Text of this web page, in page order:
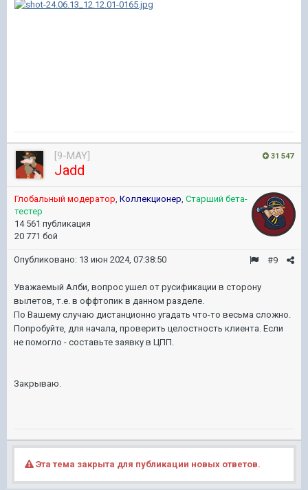
31 547
[9-MAY]
Jadd
Глобальный модератор, Коллекционер, Старший бета-
тестер
14 561 публикация
20 771 бой
#9
Опубликовано: 13 июн 2024, 07:38:50
Уважаемый Алби, вопрос ушел от русификации в сторону
вылетов, т.е. в оффтопик в данном разделе.
По Вашему случаю дистанционно угадать что-то весьма сложно.
Попробуйте, для начала, проверить целостность клиента. Если
не помогло - составьте заявку в ЦПП.
Закрываю.
Эта тема закрыта для публикации новых ответов.